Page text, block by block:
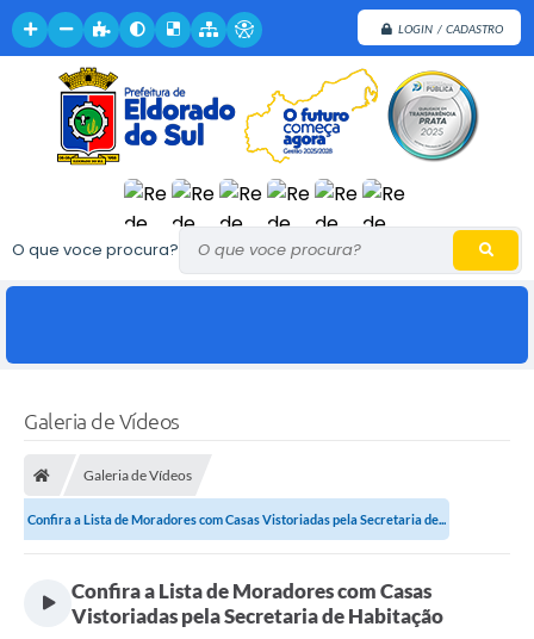
LOGIN / CADASTRO
O que voce procura?
Galeria de Vídeos
Galeria de Vídeos
Confira a Lista de Moradores com Casas Vistoriadas pela Secretaria de...
Confira a Lista de Moradores com Casas
Vistoriadas pela Secretaria de Habitação